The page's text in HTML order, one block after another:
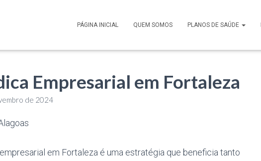
PÁGINA INICIAL QUEM SOMOS PLANOS DE SAÚDE
Empresarial em Fortaleza
de 2024
em Fortaleza é uma estratégia que beneficia tanto